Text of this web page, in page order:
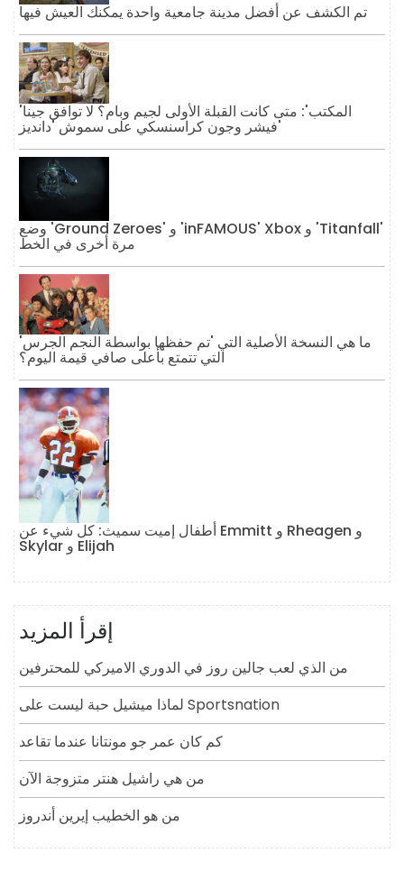
تم الكشف عن أفضل مدينة جامعية واحدة يمكنك العيش فيها
'المكتب': متى كانت القبلة الأولى لجيم وبام؟ لا توافق جينا
فيشر وجون كراسنسكي على سموش 'دانديز'
وضع 'Ground Zeroes' و 'inFAMOUS' Xbox و 'Titanfall'
مرة أخرى في الخط
ما هي النسخة الأصلية التي 'تم حفظها بواسطة النجم الجرس'
التي تتمتع بأعلى صافي قيمة اليوم؟
أطفال إميت سميث: كل شيء عن Emmitt و Rheagen و
Skylar و Elijah
إقرأ المزيد
من الذي لعب جالين روز في الدوري الاميركي للمحترفين
لماذا ميشيل حبة ليست على Sportsnation
كم كان عمر جو مونتانا عندما تقاعد
من هي راشيل هنتر متزوجة الآن
من هو الخطيب إيرين أندروز